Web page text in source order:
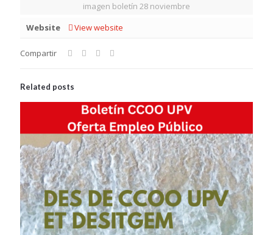
imagen boletín 28 noviembre
Website
View website
Compartir
Related posts